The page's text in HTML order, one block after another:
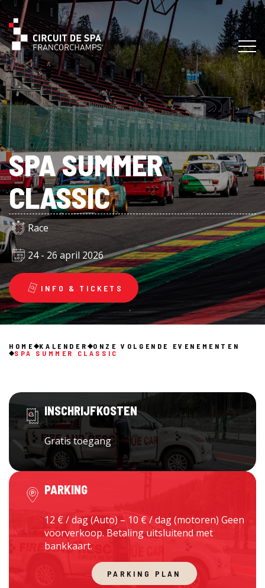
SPA SUMMER
CLASSIC
Race
24 - 26 april 2026
INFO & TICKETS
HOME KALENDER
ONZE VOLGENDE EVENEMENTEN
SPA SUMMER CLASSIC
INSCHRIJFKOSTEN
Gratis toegang
PARKING
12 € / dag (Auto) – 10 € / dag (motoren) Geen
voorverkoop. Betaling uitsluitend met
bankkaart.
PARKING PLAN